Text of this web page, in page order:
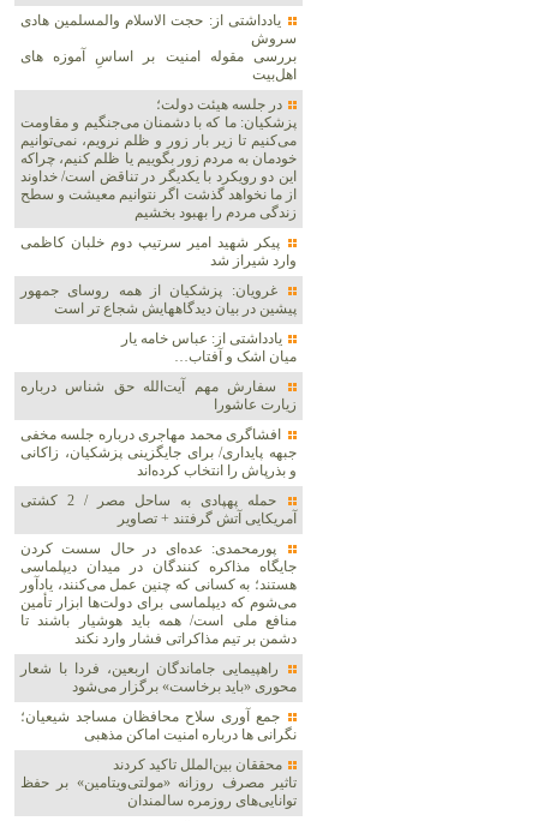
یادداشتی از: حجت الاسلام والمسلمین هادی
سروش
بررسی مقوله امنیت بر اساسِ آموزه های
اهل‌بیت
در جلسه هیئت دولت؛
پزشکیان: ما که با دشمنان می‌جنگیم و مقاومت
می‌کنیم تا زیر بار زور و ظلم نرویم، نمی‌توانیم
خودمان به مردم زور بگوییم یا ظلم کنیم، چراکه
این دو رویکرد با یکدیگر در تناقض است/ خداوند
از ما نخواهد گذشت اگر نتوانیم معیشت و سطح
زندگی مردم را بهبود بخشیم
پیکر شهید امیر سرتیپ دوم خلبان کاظمی
وارد شیراز شد
غرویان: پزشکیان از همه روسای جمهور
پیشین در بیان دیدگاههایش شجاع تر است
یادداشتی از: عباس خامه یار
میان اشک و آفتاب…
سفارش مهم آیت‌الله حق شناس درباره
زیارت عاشورا
افشاگری محمد مهاجری درباره جلسه مخفی
جبهه پایداری/ برای جایگزینی پزشکیان، زاکانی
و بذرپاش را انتخاب کرده‌اند
حمله پهپادی به ساحل مصر / 2 کشتی
آمریکایی آتش گرفتند + تصاویر
پورمحمدی: عده‌ای در حال سست کردن
جایگاه مذاکره کنندگان در میدان دیپلماسی
هستند؛ به کسانی که چنین عمل می‌کنند، یادآور
می‌شوم که دیپلماسی برای دولت‌ها ابزار تأمین
منافع ملی است/ همه باید هوشیار باشند تا
دشمن بر تیم مذاکراتی فشار وارد نکند
راهپیمایی جاماندگان اربعین، فردا با شعار
محوری «باید برخاست» برگزار می‌شود
جمع آوری سلاح محافظان مساجد شیعیان؛
نگرانی ها درباره امنیت اماکن مذهبی
محققان بین‌الملل تاکید کردند
تاثیر مصرف روزانه «مولتی‌ویتامین» بر حفظ
توانایی‌های روزمره سالمندان